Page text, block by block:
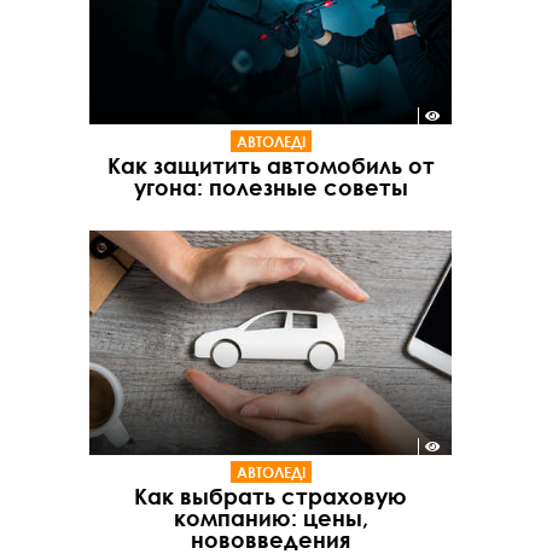
АВТОЛЕДІ
Как защитить автомобиль от
угона: полезные советы
АВТОЛЕДІ
Как выбрать страховую
компанию: цены,
нововведения